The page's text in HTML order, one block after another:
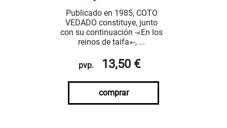
Publicado en 1985, COTO
VEDADO constituye, junto
con su continuación -«En los
reinos de taifa»-, ...
pvp. 13,50 €
comprar